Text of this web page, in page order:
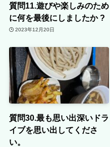
質問11.遊びや楽しみのため
に何を最後にしましたか ?
2023年12月20日
質問30.最も思い出深いドラ
イブを思い出してくださ
い。